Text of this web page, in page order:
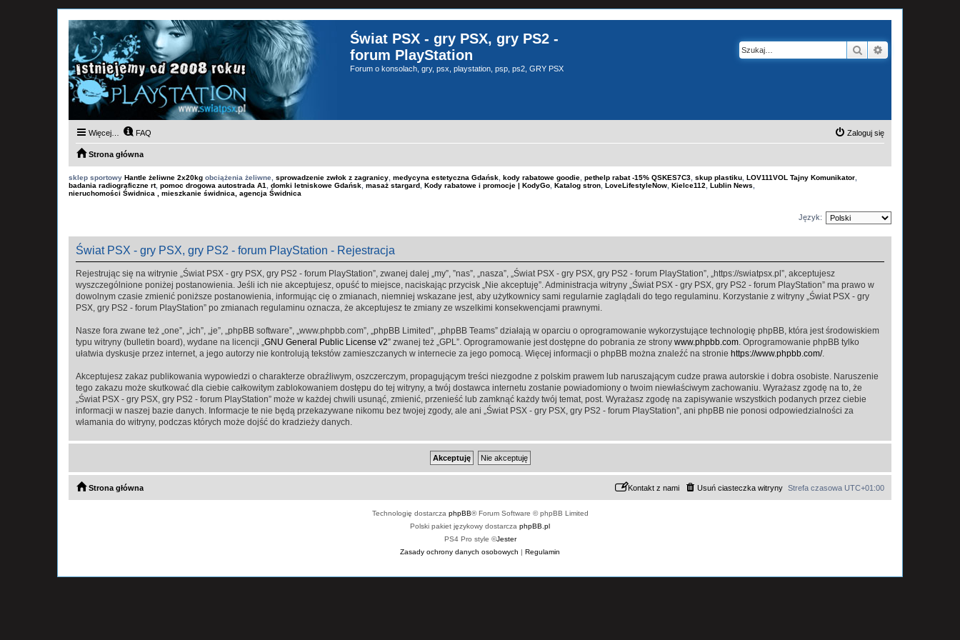
Świat PSX - gry PSX, gry PS2 -
forum PlayStation
Forum o konsolach, gry, psx, playstation, psp, ps2, GRY PSX
Szukaj
Więcej… FAQ Zaloguj się
Strona główna
sklep sportowy Hantle żeliwne 2x20kg obciążenia żeliwne, sprowadzenie zwłok z zagranicy medycyna estetyczna Gdańsk kody rabatowe goodie pethelp rabat -15% QSKES7C3 skup plastiku LOV111VOL Tajny Komunikator
badania radiograficzne rt, pomoc drogowa autostrada A1 domki letniskowe Gdańsk masaż stargard Kody rabatowe i promocje | KodyGo Katalog stron LoveLifestyleNow Kielce112 Lublin News
nieruchomości Świdnica , mieszkanie świdnica, agencja Świdnica
Język:
Świat PSX - gry PSX, gry PS2 - forum PlayStation - Rejestracja
Rejestrując się na witrynie „Świat PSX - gry PSX, gry PS2 - forum PlayStation”, zwanej dalej „my”, ”nas”, „nasza”, „Świat PSX - gry PSX, gry PS2 - forum PlayStation”, „https://swiatpsx.pl”, akceptujesz
wyszczególnione poniżej postanowienia. Jeśli ich nie akceptujesz, opuść to miejsce, naciskając przycisk „Nie akceptuję”. Administracja witryny „Świat PSX - gry PSX, gry PS2 - forum PlayStation” ma prawo w
dowolnym czasie zmienić poniższe postanowienia, informując cię o zmianach, niemniej wskazane jest, aby użytkownicy sami regularnie zaglądali do tego regulaminu. Korzystanie z witryny „Świat PSX - gry
PSX, gry PS2 - forum PlayStation” po zmianach regulaminu oznacza, że akceptujesz te zmiany ze wszelkimi konsekwencjami prawnymi.
Nasze fora zwane też „one”, „ich”, „je”, „phpBB software”, „www.phpbb.com”, „phpBB Limited”, „phpBB Teams” działają w oparciu o oprogramowanie wykorzystujące technologię phpBB, która jest środowiskiem
typu witryny (bulletin board), wydane na licencji „ GNU General Public License v2” zwanej też „GPL”. Oprogramowanie jest dostępne do pobrania ze strony www.phpbb.com . Oprogramowanie phpBB tylko
ułatwia dyskusje przez internet, a jego autorzy nie kontrolują tekstów zamieszczanych w internecie za jego pomocą. Więcej informacji o phpBB można znaleźć na stronie https://www.phpbb.com/.
Akceptujesz zakaz publikowania wypowiedzi o charakterze obraźliwym, oszczerczym, propagującym treści niezgodne z polskim prawem lub naruszającym cudze prawa autorskie i dobra osobiste. Naruszenie
tego zakazu może skutkować dla ciebie całkowitym zablokowaniem dostępu do tej witryny, a twój dostawca internetu zostanie powiadomiony o twoim niewłaściwym zachowaniu. Wyrażasz zgodę na to, że
„Świat PSX - gry PSX, gry PS2 - forum PlayStation” może w każdej chwili usunąć, zmienić, przenieść lub zamknąć każdy twój temat, post. Wyrażasz zgodę na zapisywanie wszystkich podanych przez ciebie
informacji w naszej bazie danych. Informacje te nie będą przekazywane nikomu bez twojej zgody, ale ani „Świat PSX - gry PSX, gry PS2 - forum PlayStation”, ani phpBB nie ponosi odpowiedzialności za
włamania do witryny, podczas których może dojść do kradzieży danych.
Strona główna Strefa czasowa UTC+01:00
Usuń ciasteczka witryny
Kontakt z nami
Technologię dostarcza phpBB® Forum Software © phpBB Limited
Polski pakiet językowy dostarcza phpBB.pl
PS4 Pro style ©Jester
Zasady ochrony danych osobowych | Regulamin